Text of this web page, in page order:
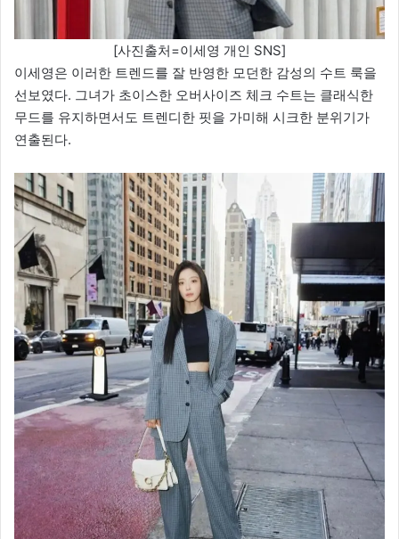
[사진출처=이세영 개인 SNS]
이세영은 이러한 트렌드를 잘 반영한 모던한 감성의 수트 룩을
선보였다. 그녀가 초이스한 오버사이즈 체크 수트는 클래식한
무드를 유지하면서도 트렌디한 핏을 가미해 시크한 분위기가
연출된다.